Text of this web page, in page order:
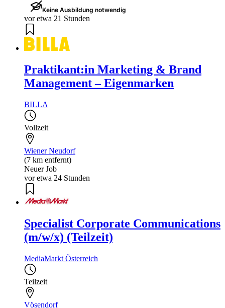
Keine Ausbildung notwendig
vor etwa 21 Stunden
Praktikant:in Marketing & Brand
Management – Eigenmarken
BILLA
Vollzeit
Wiener Neudorf
(7 km entfernt)
Neuer Job
vor etwa 24 Stunden
Specialist Corporate Communications
(m/w/x) (Teilzeit)
MediaMarkt Österreich
Teilzeit
Vösendorf